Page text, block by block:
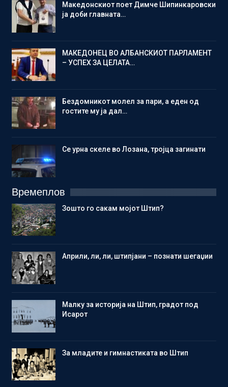
Македонскиот поет Димче Шипинкаровски
ја доби главната…
МАКЕДОНЕЦ ВО АЛБАНСКИОТ ПАРЛАМЕНТ
– УСПЕХ ЗА ЦЕЛАТА…
Бездомникот молел за пари, а еден од
гостите му ја дал…
Се урна скеле во Лозана, тројца загинати
Времеплов
Зошто го сакам мојот Штип?
Aприли, ли, ли, штипјани – познати шегаџии
Малку за историја на Штип, градот под
Исарот
Зa младите и гимнастиката во Штип